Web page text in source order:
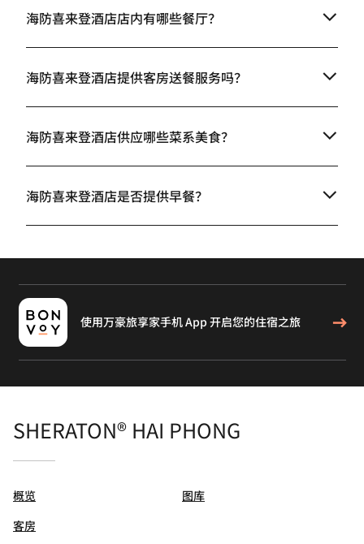
海防喜来登酒店店内有哪些餐厅？
海防喜来登酒店提供客房送餐服务吗？
海防喜来登酒店供应哪些菜系美食？
海防喜来登酒店是否提供早餐？
使用万豪旅享家手机 App 开启您的住宿之旅
SHERATON® HAI PHONG
概览
客房
图库